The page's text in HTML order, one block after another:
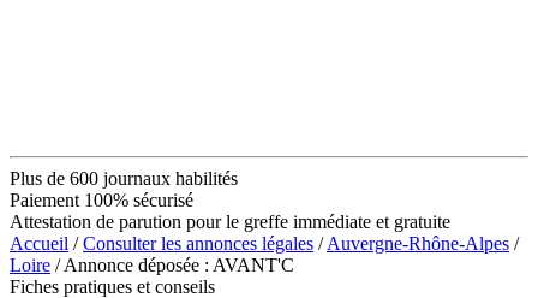
Plus de 600 journaux habilités
Paiement 100% sécurisé
Attestation de parution pour le greffe immédiate et gratuite
Accueil /Consulter les annonces légales /Auvergne-Rhône-Alpes /
Loire / Annonce déposée : AVANT'C
Fiches pratiques et conseils